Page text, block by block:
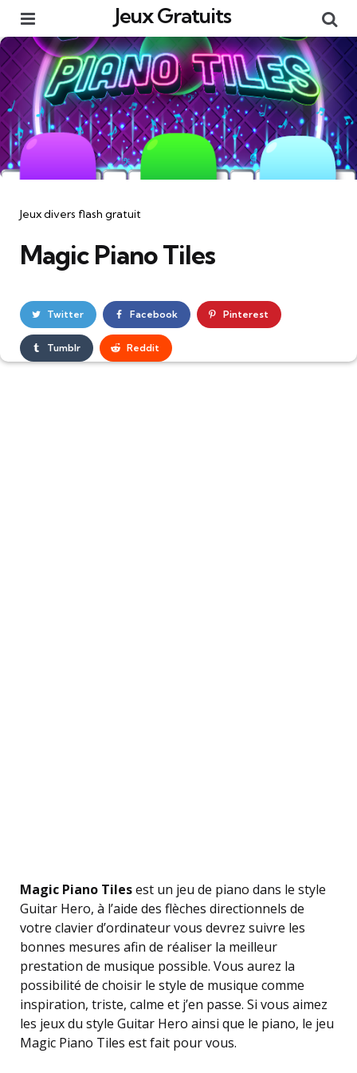
Jeux Gratuits
Catégories
Jeux divers flash gratuit
Magic Piano Tiles
Twitter Facebook Pinterest
Tumblr Reddit
Magic Piano Tilesest un jeu de piano dans le style
Guitar Hero, à l’aide des flèches directionnels de
votre clavier d’ordinateur vous devrez suivre les
bonnes mesures afin de réaliser la meilleur
prestation de musique possible. Vous aurez la
possibilité de choisir le style de musique comme
inspiration, triste, calme et j’en passe. Si vous aimez
les jeux du style Guitar Hero ainsi que le piano, le jeu
Magic Piano Tiles est fait pour vous.